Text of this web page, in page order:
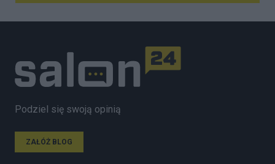
Podziel się swoją opinią
ZAŁÓŻ BLOG